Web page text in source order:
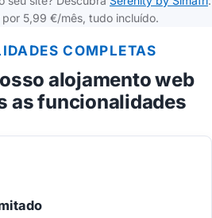
5,99 €/mês, tudo incluído.
COMPLETAS
alojamento web
as funcionalidades